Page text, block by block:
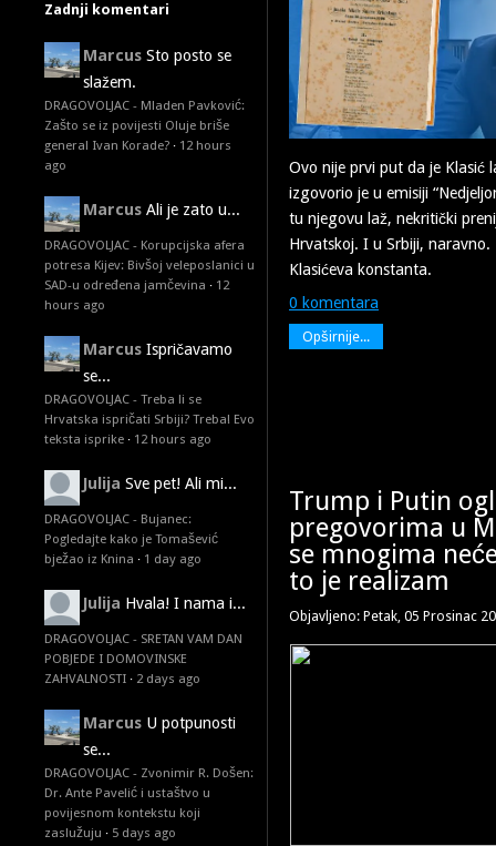
Zadnji komentari
Marcus Sto posto se
slažem.
DRAGOVOLJAC - Mladen Pavković:
Zašto se iz povijesti Oluje briše
general Ivan Korade? · 12 hours
ago
Marcus Ali je zato u...
DRAGOVOLJAC - Korupcijska afera
potresa Kijev: Bivšoj veleposlanici u
SAD-u određena jamčevina · 12
hours ago
Marcus Ispričavamo
se...
DRAGOVOLJAC - Treba li se
Hrvatska ispričati Srbiji? Treba! Evo
teksta isprike · 12 hours ago
Julija Sve pet! Ali mi...
DRAGOVOLJAC - Bujanec:
Pogledajte kako je Tomašević
bježao iz Knina · 1 day ago
Julija Hvala! I nama i...
DRAGOVOLJAC - SRETAN VAM DAN
POBJEDE I DOMOVINSKE
ZAHVALNOSTI · 2 days ago
Marcus U potpunosti
se...
DRAGOVOLJAC - Zvonimir R. Došen:
Dr. Ante Pavelić i ustaštvo u
povijesnom kontekstu koji
zaslužuju · 5 days ago
Ovo nije prvi put da je Klasić
izgovorio je u emisiji
tu njegovu laž, nekritički
Hrvatskoj. I u Srbiji, naravno.
Klasićeva konstanta.
0 komentara
Opširnije...
Trump i Putin
pregovorima u
se mnogima
to je realizam
Objavljeno: Petak, 05 Prosinac